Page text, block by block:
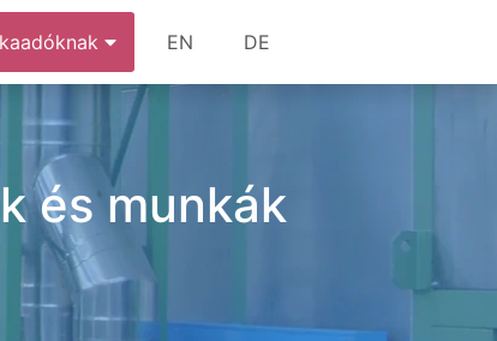
EN DE
és munkák